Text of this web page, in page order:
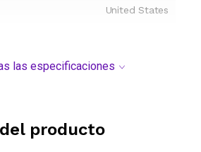
United States
las especificaciones
producto